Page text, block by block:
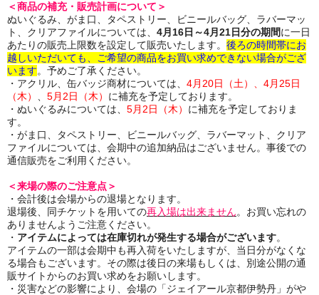
＜商品の補充・販売計画について＞
ぬいぐるみ、がま口、タペストリー、ビニールバッグ、ラバーマッ
ト、クリアファイルについては、 4月16日～4月21日分の期間に一日
あたりの販売上限数を設定して販売いたします。 後ろの時間帯にお
越しいただいても、ご希望の商品をお買い求めできない場合がござ
います。 予めご了承ください。
・アクリル、缶バッジ商材については、 4月20日（土）、4月25日
（木）
5月2日（木） に補充を予定しております。
・ぬいぐるみについては、 5月2日（木） に補充を予定しておりま
す。
・がま口、タペストリー、ビニールバッグ、ラバーマット、クリア
ファイルについては、 会期中の追加納品はございません。事後での
通信販売をご利用ください。
＜来場の際のご注意点＞
・会計後は会場からの退場となります。
退場後、同チケットを用いての再入場は出来ません。お買い忘れの
ありませんようご注意ください。
・ アイテムによっては在庫切れが発生する場合がございます。
アイテムの一部は会期中も再入荷をいたしますが、当日分がなくな
る場合もございます。 その際は後日の来場もしくは、別途公開の通
販サイトからのお買い求めをお願いします。
・災害などの影響により、会場の「ジェイアール京都伊勢丹」がや